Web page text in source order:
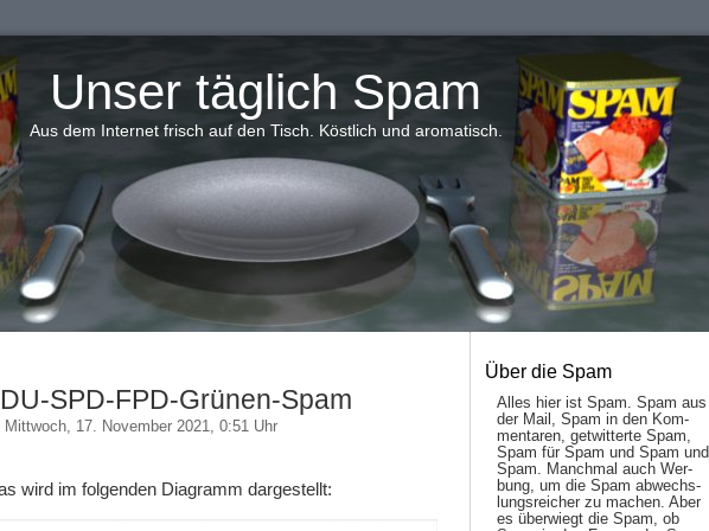
Unser täglich Spam
Aus dem Internet frisch auf den Tisch. Köstlich und aromatisch.
SPD-FPD-Grünen-Spam
Mittwoch, 17. November 2021, 0:51 Uhr
wird im folgenden Diagramm dargestellt:
Über die Spam
Alles hier ist Spam. Spam aus
der Mail, Spam in den Kom­
men­taren, ge­twit­ter­te Spam,
Spam für Spam und Spam und
Spam. Manch­mal auch Wer­
bung, um die Spam ab­wechs­
lungs­reich­er zu mach­en. Aber
es über­wiegt die Spam, ob